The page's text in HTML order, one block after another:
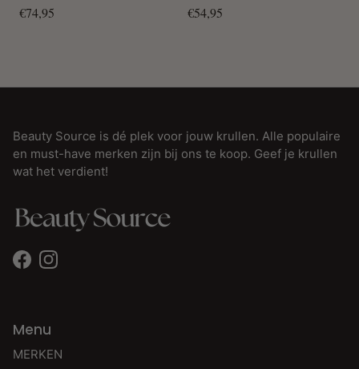
€74,95 €54,95
Beauty Source is dé plek voor jouw krullen. Alle populaire
en must-have merken zijn bij ons te koop. Geef je krullen
wat het verdient!
FacebookInstagram
Menu
MERKEN